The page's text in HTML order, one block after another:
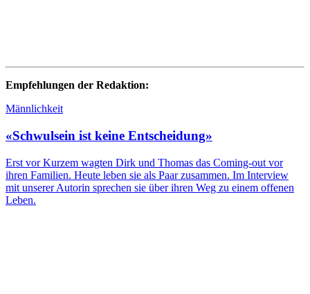
Empfehlungen der Redaktion:
Männlichkeit
«Schwulsein ist keine Entscheidung»
Erst vor Kurzem wagten Dirk und Thomas das Coming-out vor
ihren Familien. Heute leben sie als Paar zusammen. Im Interview
mit unserer Autorin sprechen sie über ihren Weg zu einem offenen
Leben.